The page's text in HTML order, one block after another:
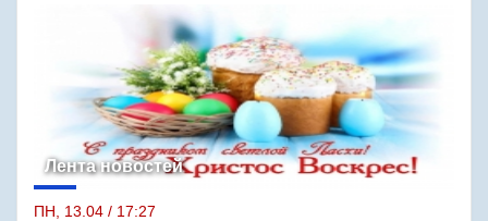
Лента новостей
ПН, 13.04 / 17:27